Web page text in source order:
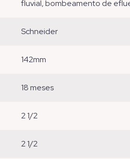
fluvial, bombeamento de
schneider
142mm
18 meses
2 1/2
2 1/2